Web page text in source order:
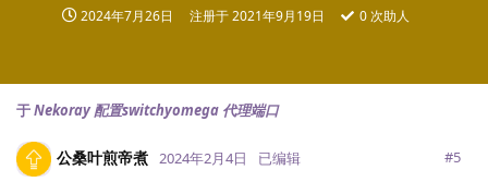
2024年7月26日 注册于2021年9月19日 0 次助人
于Nekoray 配置switchyomega 代理端口
公桑叶煎帝煮 2024年2月4日 已编辑 #5